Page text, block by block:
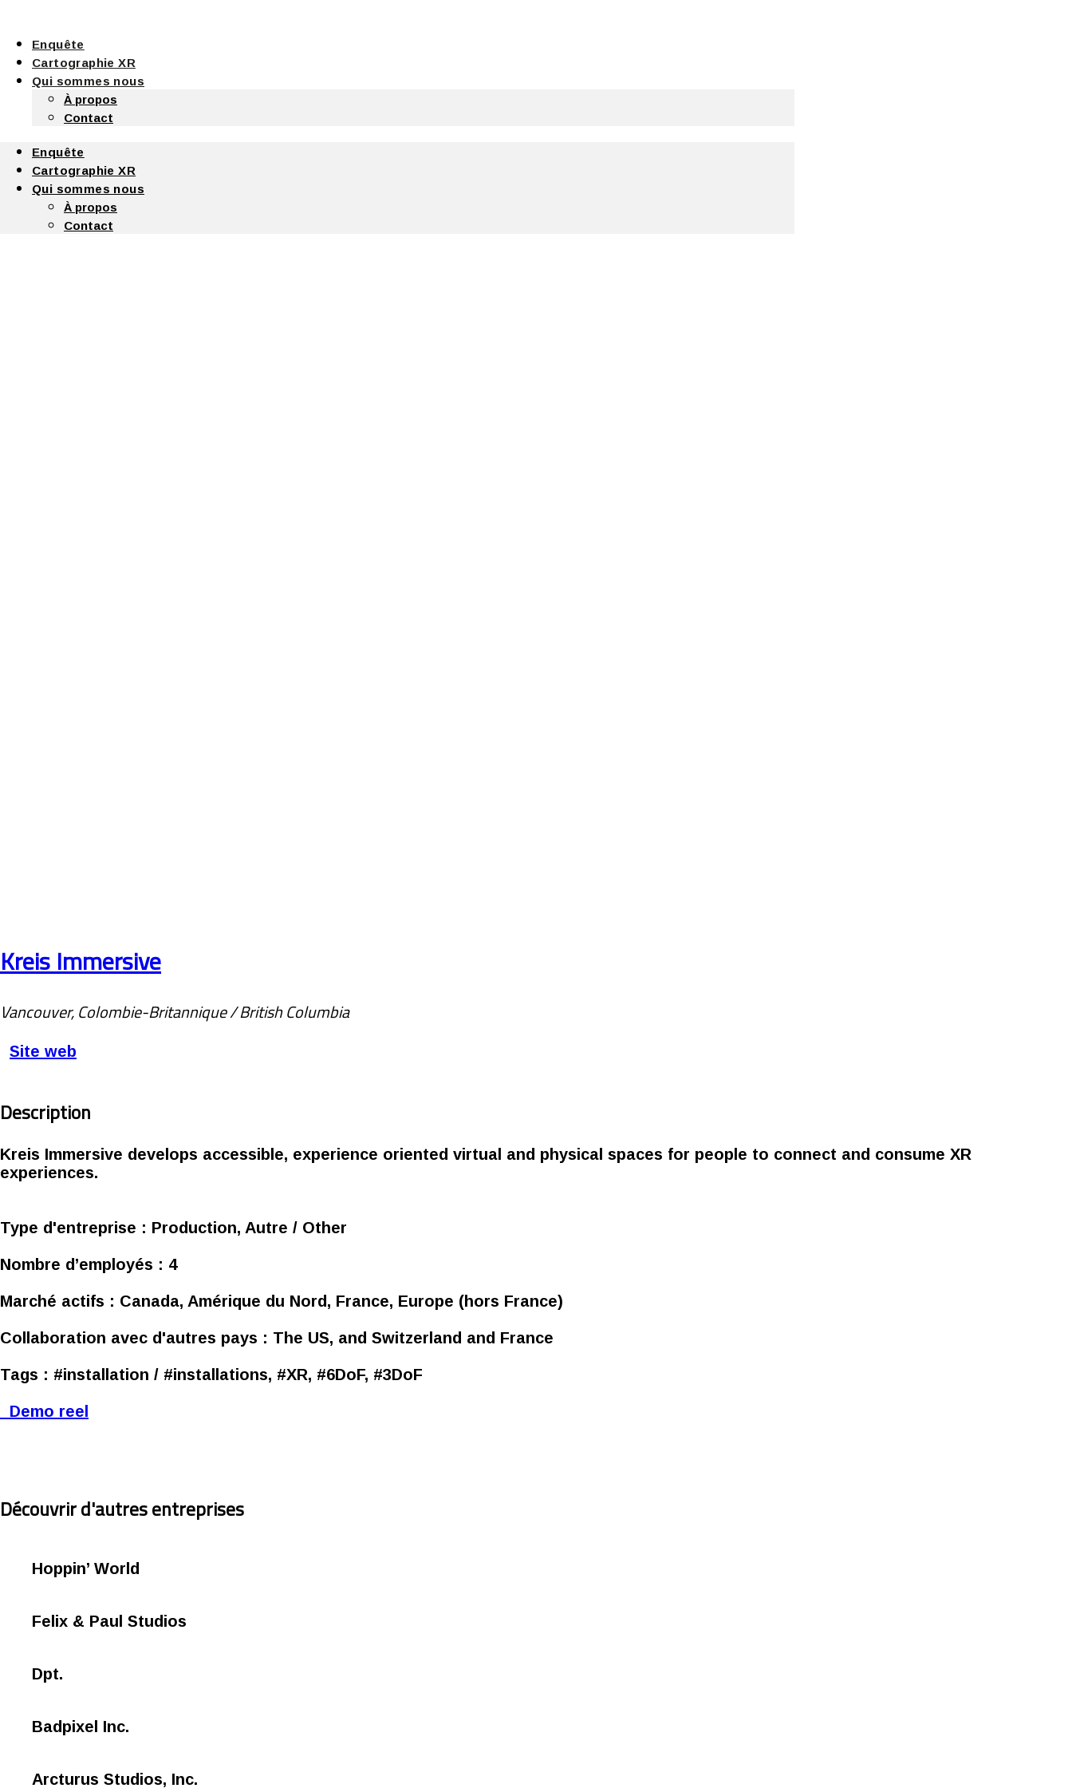
Enquête
Cartographie XR
Qui sommes nous
À propos
Contact
Enquête
Cartographie XR
Qui sommes nous
À propos
Contact
Kreis Immersive
Vancouver, Colombie-Britannique / British Columbia
Site web
Description
Kreis Immersive develops accessible, experience oriented virtual and physical spaces for people to connect and consume XR
experiences.
Type d'entreprise : Production, Autre / Other
Nombre d’employés : 4
Marché actifs : Canada, Amérique du Nord, France, Europe (hors France)
Collaboration avec d'autres pays : The US, and Switzerland and France
Tags : #installation / #installations, #XR, #6DoF, #3DoF
Demo reel
Découvrir d'autres entreprises
Hoppin’ World
Felix & Paul Studios
Dpt.
Badpixel Inc.
Arcturus Studios, Inc.